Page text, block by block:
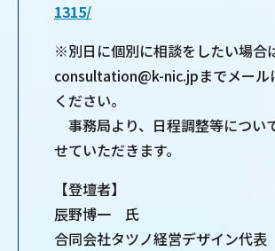
1315/
※別日に個別に相談をしたい場合
consultation@k-nic.jpまでメール
ください。
事務局より、日程調整等につい
せていただきます。
【登壇者】
辰野博一 氏
合同会社タツノ経営デザイン代表